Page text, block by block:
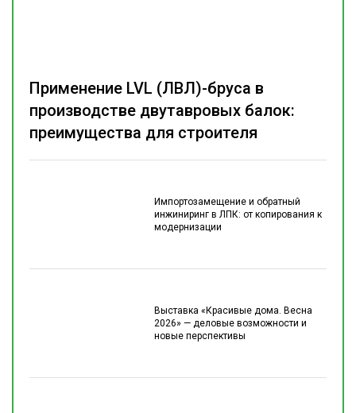
Импортозамещение и обратный
инжиниринг в ЛПК: от копирования к
модернизации
Выставка «Красивые дома. Весна
2026» — деловые возможности и
новые перспективы
Применение LVL (ЛВЛ)-бруса в
производстве двутавровых балок:
преимущества для строителя